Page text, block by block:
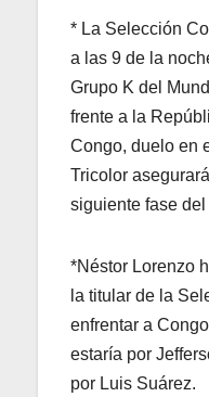
* La Selección
a las 9 de la
Grupo K del
frente a la
Congo, duelo en
Tricolor
siguiente fase
*Néstor Lorenzo
la titular de la
enfrentar a
estaría por
por Luis Suárez.